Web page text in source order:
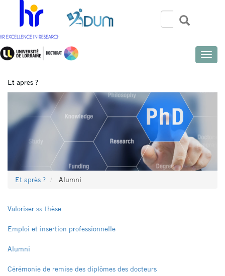
contenu
principal
Search
Rechercher
Toggle
Et après ?
Et après ? Alumni
Menu
latéral
pages
NON
Valoriser sa thèse
Emploi et insertion professionnelle
Alumni
Cérémonie de remise des diplômes des docteurs